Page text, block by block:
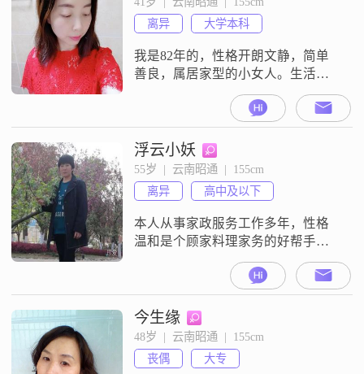
离异
大学本科
我是82年的，性格开朗文静，简单
善良，属居家型的小女人。生活很
简单，上班，休息，听歌，散步，
运动，旅游，做饭，做家务……孤
孤单单一个人，也很渴望遇到爱我
的他，组建温暖的家。如果你长相
干净清爽，身材苗条，爱干净，会
做饭做家务，脾气温和，温暖细
腻，无嗜酒等恶习，正好也喜欢我
这样平凡的女子，那么我们可以深
入了解一下。厨房有烟
浮云小妖
55岁  |  云南昭通  |  155cm
离异
高中及以下
本人从事家政服务工作多年，性格
温和是个顾家料理家务的好帮手。
本人不赌博，不吸烟，不喝酒，不
会油嘴滑舌，更没有言语的表达能
力。借平台想找个不赌博，没有债
务，有担当有责任，年龄大点不是
问题，最主要是身体健康有稳定收
入的男士为伴。请仔细看我发表在
动态里的每一条文字，能达到我的
今生缘
48岁  |  云南昭通  |  155cm
丧偶
大专